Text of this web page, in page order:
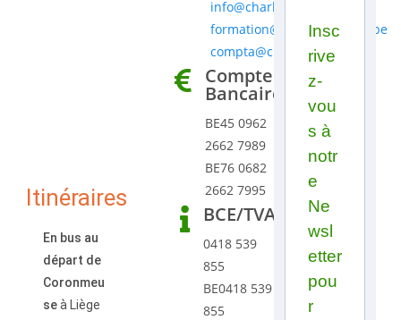
Itinéraires
En bus au
départ de
Coronmeu
seà Liège
info@charlemagnrie.be
formation@charlemagnrie.be
compta@charlemagnrie.be
Comptes
Bancaires
BE45 0962
2662 7989
BE76 0682
2662 7995
BCE/TVA
0418 539
855
BE0418 539
855
Insc
rive
z-
vou
s à
notr
e
Ne
wsl
etter
pou
r